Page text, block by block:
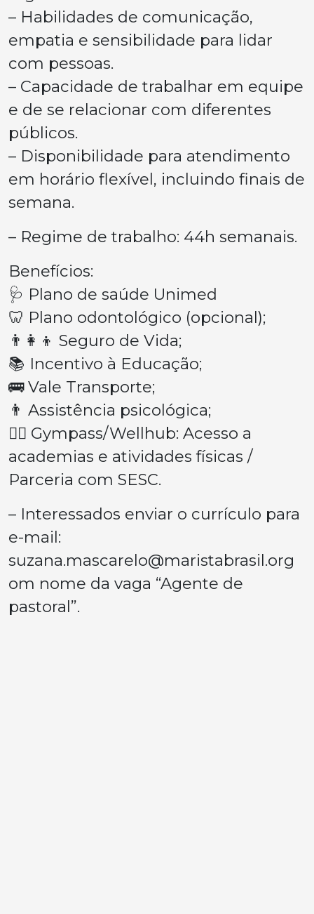
– Habilidades de comunicação,
empatia e sensibilidade para lidar
com pessoas.
– Capacidade de trabalhar em equipe
e de se relacionar com diferentes
públicos.
– Disponibilidade para atendimento
em horário flexível, incluindo finais de
semana.
– Regime de trabalho: 44h semanais.
Benefícios:
🩺 Plano de saúde Unimed
🦷 Plano odontológico (opcional);
👨‍👩‍👦 Seguro de Vida;
📚 Incentivo à Educação;
🚌 Vale Transporte;
👨‍ Assistência psicológica;
🏋‍♂ Gympass/Wellhub: Acesso a
academias e atividades físicas /
Parceria com SESC.
– Interessados enviar o currículo para
e-mail:
suzana.mascarelo@maristabrasil.org
om nome da vaga “Agente de
pastoral”.